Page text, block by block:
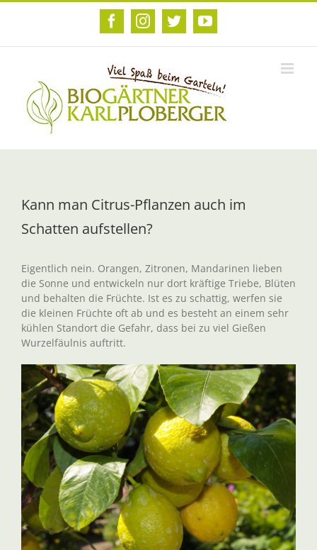
Zum
FacebookInstagram
TwitterYouTube
Kann man Citrus-Pflanzen auch im
Schatten aufstellen?
Eigentlich nein. Orangen, Zitronen, Mandarinen lieben
die Sonne und entwickeln nur dort kräftige Triebe, Blüten
und behalten die Früchte. Ist es zu schattig, werfen sie
die kleinen Früchte oft ab und es besteht an einem sehr
kühlen Standort die Gefahr, dass bei zu viel Gießen
Wurzelfäulnis auftritt.